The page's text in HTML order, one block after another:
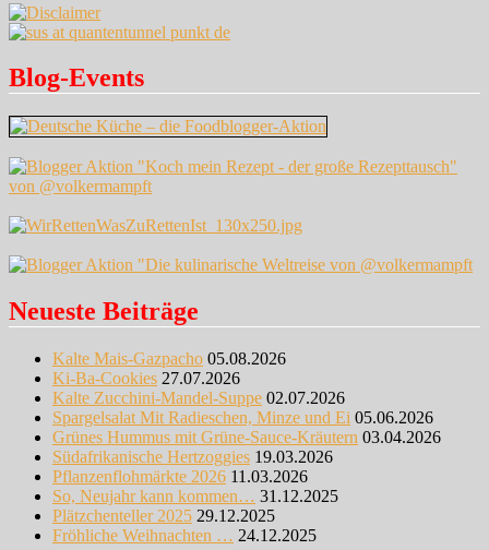
Blog-Events
Neueste Beiträge
Kalte Mais-Gazpacho 05.08.2026
Ki-Ba-Cookies 27.07.2026
Kalte Zucchini-Mandel-Suppe 02.07.2026
Spargelsalat Mit Radieschen, Minze und Ei 05.06.2026
Grünes Hummus mit Grüne-Sauce-Kräutern 03.04.2026
Südafrikanische Hertzoggies 19.03.2026
Pflanzenflohmärkte 2026 11.03.2026
So, Neujahr kann kommen… 31.12.2025
Plätzchenteller 2025 29.12.2025
Fröhliche Weihnachten … 24.12.2025